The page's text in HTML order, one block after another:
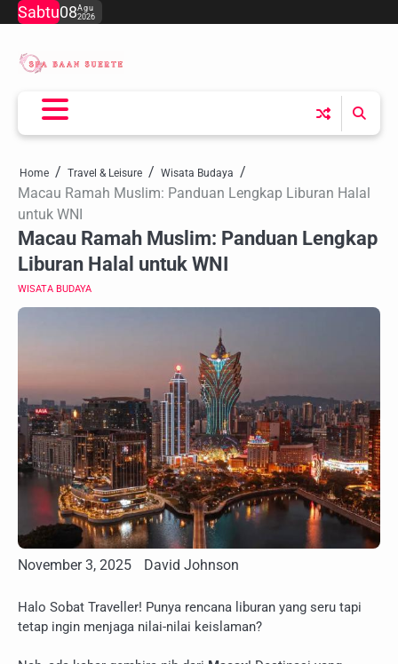
Skip
content
Sabtu08Agu
2026
Home Travel & Leisure Wisata Budaya
Macau Ramah Muslim: Panduan Lengkap Liburan Halal
untuk WNI
Macau Ramah Muslim: Panduan Lengkap
Liburan Halal untuk WNI
WISATA BUDAYA
November 3, 2025 David Johnson
Halo Sobat Traveller! Punya rencana liburan yang seru tapi
tetap ingin menjaga nilai-nilai keislaman?